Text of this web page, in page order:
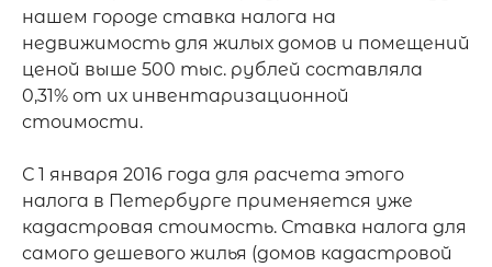
нашем городе ставка налога на
недвижимость для жилых домов и помещений
ценой выше 500 тыс. рублей составляла
0,31% от их инвентаризационной
стоимости.
С 1 января 2016 года для расчета этого
налога в Петербурге применяется уже
кадастровая стоимость. Ставка налога для
самого дешевого жилья (домов кадастровой